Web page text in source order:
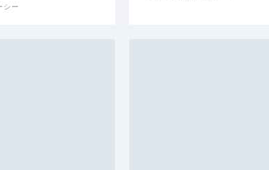
シー